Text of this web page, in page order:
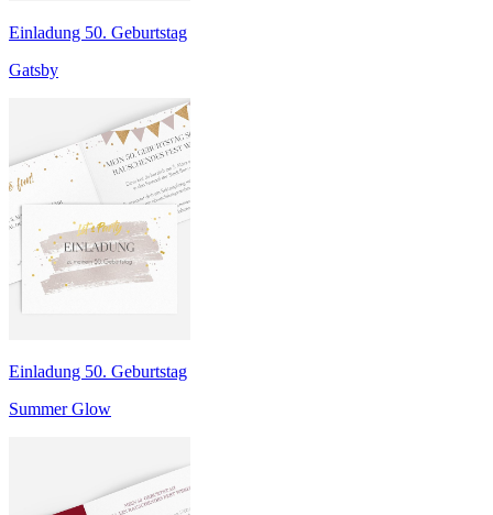
Einladung 50. Geburtstag
Gatsby
Einladung 50. Geburtstag
Summer Glow